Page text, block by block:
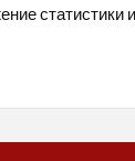
статистики